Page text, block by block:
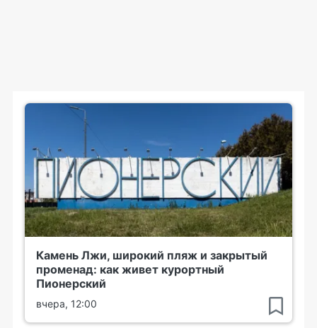
Камень Лжи, широкий пляж и закрытый
променад: как живет курортный
Пионерский
вчера, 12:00